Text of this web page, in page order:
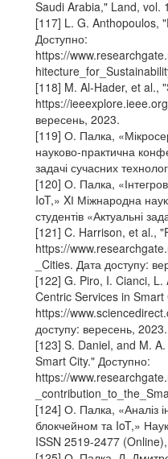
Saudi Arabia," Land, vol.
[117] L. G. Anthopoulos,
Доступно:
https://
[118] M. Al-Hader, et al.,
https://
вересень, 2023.
[119] О. Палка,
науково-практична
задачі сучасних
[120] О. Палка,
IoT,» XІ Міжнародна
студентів «Актуальні
[121] C. Harrison, et al.,
https://
_Cities. Дата доступу:
[122] G. Piro, I. Cianci,
Centric Services in Smart
https://
доступу: вересень, 2023.
[123] S. Daniel, and M.
Smart City." Доступно:
https://
[124] О. Палка, «Аналіз
блокчейном та IoT,»
ISSN 2519-2477